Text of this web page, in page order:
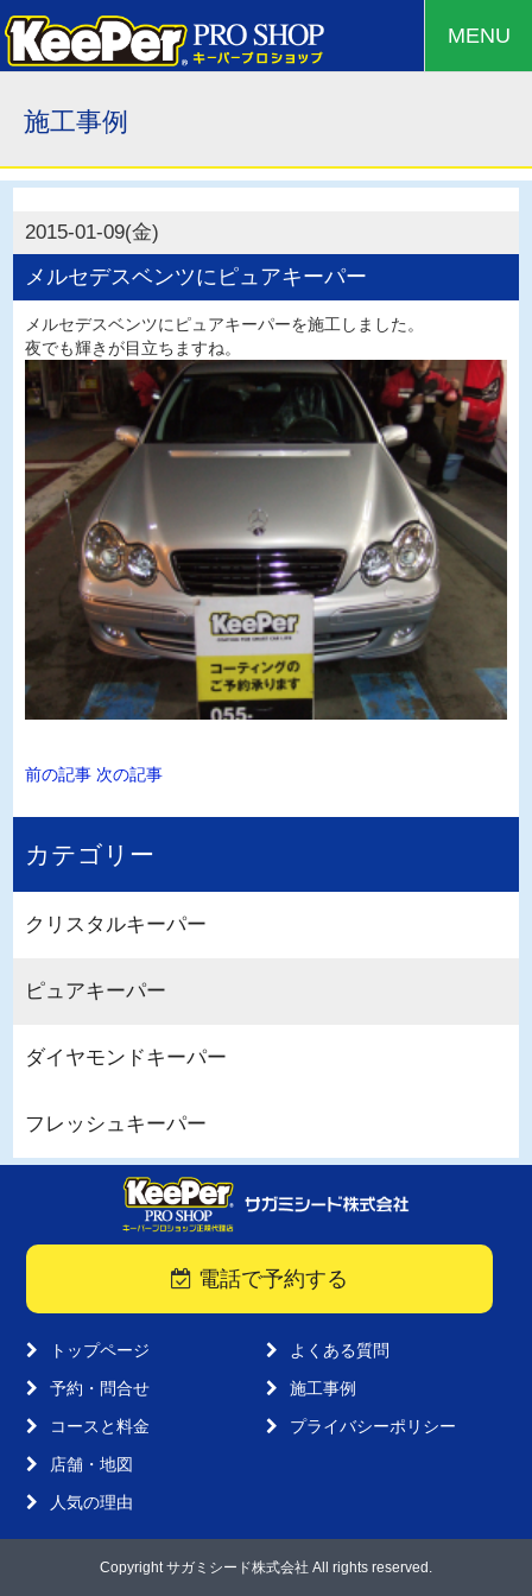
MENU
施工事例
2015-01-09(金)
メルセデスベンツにピュアキーパー
メルセデスベンツにピュアキーパーを施工しました。
夜でも輝きが目立ちますね。
前の記事 次の記事
カテゴリー
クリスタルキーパー
ピュアキーパー
ダイヤモンドキーパー
フレッシュキーパー
電話で予約する
トップページ
予約・問合せ
コースと料金
店舗・地図
人気の理由
よくある質問
施工事例
プライバシーポリシー
Copyright サガミシード株式会社 All rights reserved.